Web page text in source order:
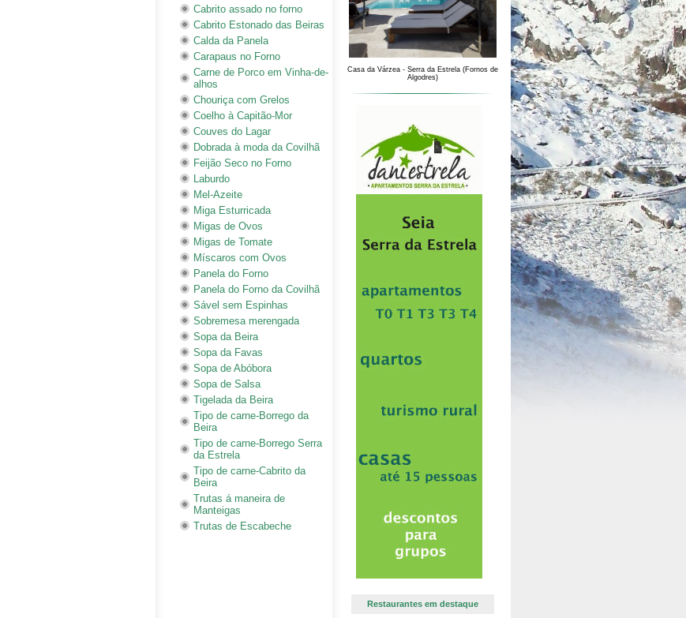
Cabrito assado no forno
Cabrito Estonado das Beiras
Calda da Panela
Carapaus no Forno
Carne de Porco em Vinha-de-
alhos
Chouriça com Grelos
Coelho à Capitão-Mor
Couves do Lagar
Dobrada à moda da Covilhã
Feijão Seco no Forno
Laburdo
Mel-Azeite
Miga Esturricada
Migas de Ovos
Migas de Tomate
Míscaros com Ovos
Panela do Forno
Panela do Forno da Covilhã
Sável sem Espinhas
Sobremesa merengada
Sopa da Beira
Sopa da Favas
Sopa de Abóbora
Sopa de Salsa
Tigelada da Beira
Tipo de carne-Borrego da
Beira
Tipo de carne-Borrego Serra
da Estrela
Tipo de carne-Cabrito da
Beira
Trutas á maneira de
Manteigas
Trutas de Escabeche
Casa da Várzea - Serra da Estrela (Fornos de
Algodres)
Restaurantes em destaque